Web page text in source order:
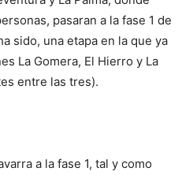
pasaran a la fase 1 de
sido, una etapa en la que ya
La Gomera, El Hierro y La
entre las tres).
a la fase 1, tal y como